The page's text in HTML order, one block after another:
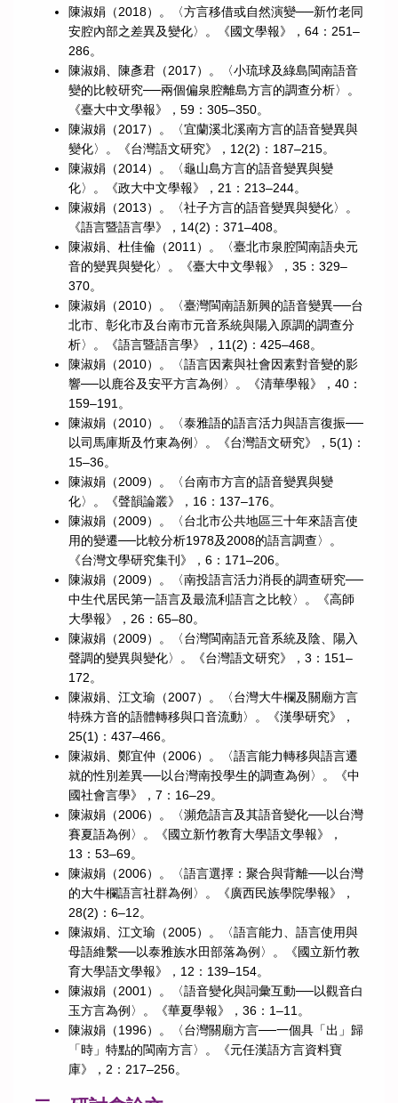
陳淑娟（2018）。〈方言移借或自然演變──新竹老同
安腔內部之差異及變化〉。《國文學報》，64：251–
286。
陳淑娟、陳彥君（2017）。〈小琉球及綠島閩南語音
變的比較研究──兩個偏泉腔離島方言的調查分析〉。
《臺大中文學報》，59：305–350。
陳淑娟（2017）。〈宜蘭溪北溪南方言的語音變異與
變化〉。《台灣語文研究》，12(2)：187–215。
陳淑娟（2014）。〈龜山島方言的語音變異與變
化〉。《政大中文學報》，21：213–244。
陳淑娟（2013）。〈社子方言的語音變異與變化〉。
《語言暨語言學》，14(2)：371–408。
陳淑娟、杜佳倫（2011）。〈臺北市泉腔閩南語央元
音的變異與變化〉。《臺大中文學報》，35：329–
370。
陳淑娟（2010）。〈臺灣閩南語新興的語音變異──台
北市、彰化市及台南市元音系統與陽入原調的調查分
析〉。《語言暨語言學》，11(2)：425–468。
陳淑娟（2010）。〈語言因素與社會因素對音變的影
響──以鹿谷及安平方言為例〉。《清華學報》，40：
159–191。
陳淑娟（2010）。〈泰雅語的語言活力與語言復振──
以司馬庫斯及竹東為例〉。《台灣語文研究》，5(1)：
15–36。
陳淑娟（2009）。〈台南市方言的語音變異與變
化〉。《聲韻論叢》，16：137–176。
陳淑娟（2009）。〈台北市公共地區三十年來語言使
用的變遷──比較分析1978及2008的語言調查〉。
《台灣文學研究集刊》，6：171–206。
陳淑娟（2009）。〈南投語言活力消長的調查研究──
中生代居民第一語言及最流利語言之比較〉。《高師
大學報》，26：65–80。
陳淑娟（2009）。〈台灣閩南語元音系統及陰、陽入
聲調的變異與變化〉。《台灣語文研究》，3：151–
172。
陳淑娟、江文瑜（2007）。〈台灣大牛欄及關廟方言
特殊方音的語體轉移與口音流動〉。《漢學研究》，
25(1)：437–466。
陳淑娟、鄭宜仲（2006）。〈語言能力轉移與語言遷
就的性別差異──以台灣南投學生的調查為例〉。《中
國社會言學》，7：16–29。
陳淑娟（2006）。〈瀕危語言及其語音變化──以台灣
賽夏語為例〉。《國立新竹教育大學語文學報》，
13：53–69。
陳淑娟（2006）。〈語言選擇：聚合與背離──以台灣
的大牛欄語言社群為例〉。《廣西民族學院學報》，
28(2)：6–12。
陳淑娟、江文瑜（2005）。〈語言能力、語言使用與
母語維繫──以泰雅族水田部落為例〉。《國立新竹教
育大學語文學報》，12：139–154。
陳淑娟（2001）。〈語音變化與詞彙互動──以觀音白
玉方言為例〉。《華夏學報》，36：1–11。
陳淑娟（1996）。〈台灣關廟方言──一個具「出」歸
「時」特點的閩南方言〉。《元任漢語方言資料寶
庫》，2：217–256。